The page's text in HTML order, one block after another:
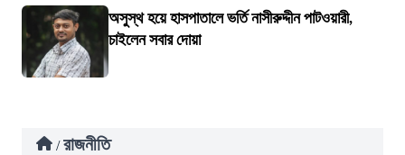
অসুস্থ হয়ে হাসপাতালে ভর্তি নাসীরুদ্দীন পাটওয়ারী,
চাইলেন সবার দোয়া
/ রাজনীতি